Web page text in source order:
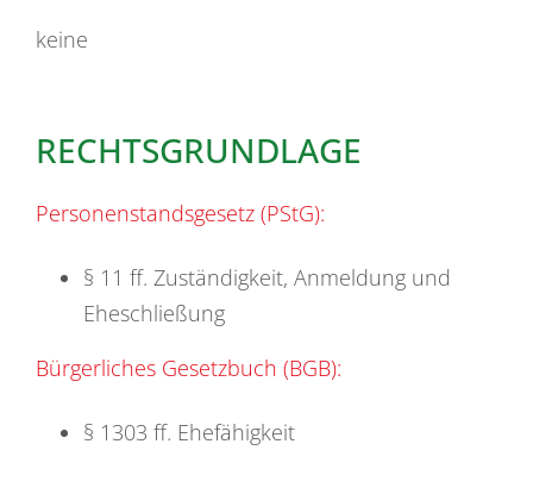
keine
RECHTSGRUNDLAGE
Personenstandsgesetz (PStG):
§ 11 ff. Zuständigkeit, Anmeldung und
Eheschließung
Bürgerliches Gesetzbuch (BGB):
§ 1303 ff. Ehefähigkeit